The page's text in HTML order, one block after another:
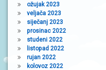
ožujak 2023
veljača 2023
siječanj 2023
prosinac 2022
studeni 2022
listopad 2022
rujan 2022
kolovoz 2022